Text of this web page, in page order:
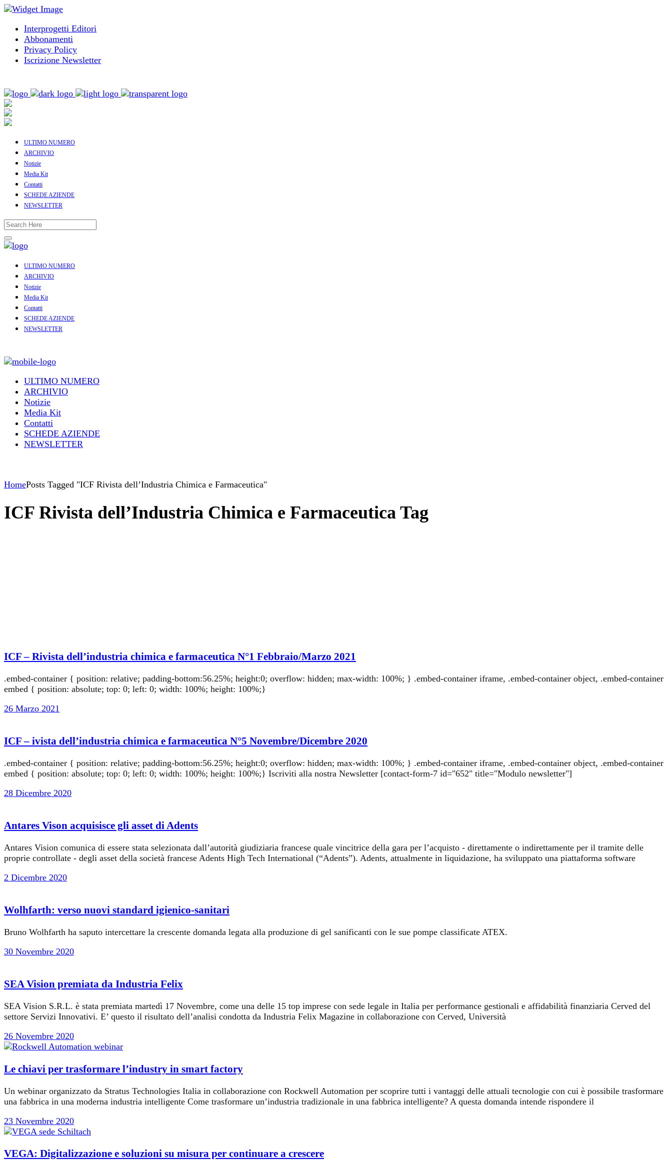
Interprogetti Editori
Abbonamenti
Privacy Policy
Iscrizione Newsletter
ULTIMO NUMERO
ARCHIVIO
Notizie
Media Kit
Contatti
SCHEDE AZIENDE
NEWSLETTER
ULTIMO NUMERO
ARCHIVIO
Notizie
Media Kit
Contatti
SCHEDE AZIENDE
NEWSLETTER
ULTIMO NUMERO
ARCHIVIO
Notizie
Media Kit
Contatti
SCHEDE AZIENDE
NEWSLETTER
HomePosts Tagged "ICF Rivista dell’Industria Chimica e Farmaceutica"
ICF Rivista dell’Industria Chimica e Farmaceutica Tag
ICF – Rivista dell’industria chimica e farmaceutica N°1 Febbraio/Marzo 2021
.embed-container { position: relative; padding-bottom:56.25%; height:0; overflow: hidden; max-width: 100%; } .embed-container iframe, .embed-container object, .embed-container
embed { position: absolute; top: 0; left: 0; width: 100%; height: 100%;}
26 Marzo 2021
ICF – ivista dell’industria chimica e farmaceutica N°5 Novembre/Dicembre 2020
.embed-container { position: relative; padding-bottom:56.25%; height:0; overflow: hidden; max-width: 100%; } .embed-container iframe, .embed-container object, .embed-container
embed { position: absolute; top: 0; left: 0; width: 100%; height: 100%;} Iscriviti alla nostra Newsletter [contact-form-7 id="652" title="Modulo newsletter"]
28 Dicembre 2020
Antares Vison acquisisce gli asset di Adents
Antares Vision comunica di essere stata selezionata dall’autorità giudiziaria francese quale vincitrice della gara per l’acquisto - direttamente o indirettamente per il tramite delle
proprie controllate - degli asset della società francese Adents High Tech International (“Adents”). Adents, attualmente in liquidazione, ha sviluppato una piattaforma software
2 Dicembre 2020
Wolhfarth: verso nuovi standard igienico-sanitari
Bruno Wolhfarth ha saputo intercettare la crescente domanda legata alla produzione di gel sanificanti con le sue pompe classificate ATEX.
30 Novembre 2020
SEA Vision premiata da Industria Felix
SEA Vision S.R.L. è stata premiata martedì 17 Novembre, come una delle 15 top imprese con sede legale in Italia per performance gestionali e affidabilità finanziaria Cerved del
settore Servizi Innovativi. E’ questo il risultato dell’analisi condotta da Industria Felix Magazine in collaborazione con Cerved, Università
26 Novembre 2020
Le chiavi per trasformare l’industry in smart factory
Un webinar organizzato da Stratus Technologies Italia in collaborazione con Rockwell Automation per scoprire tutti i vantaggi delle attuali tecnologie con cui è possibile trasformare
una fabbrica in una moderna industria intelligente Come trasformare un’industria tradizionale in una fabbrica intelligente? A questa domanda intende rispondere il
23 Novembre 2020
VEGA: Digitalizzazione e soluzioni su misura per continuare a crescere